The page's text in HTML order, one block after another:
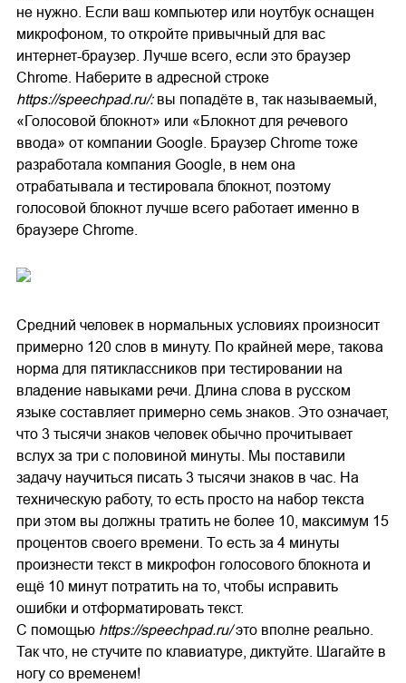
не нужно. Если ваш компьютер или ноутбук оснащен
микрофоном, то откройте привычный для вас
интернет-браузер. Лучше всего, если это браузер
Chrome. Наберите в адресной строке
https://speechpad.ru/:вы попадёте в, так называемый,
«Голосовой блокнот» или «Блокнот для речевого
ввода» от компании Google. Браузер Chrome тоже
разработала компания Google, в нем она
отрабатывала и тестировала блокнот, поэтому
голосовой блокнот лучше всего работает именно в
браузере Chrome.
Средний человек в нормальных условиях произносит
примерно 120 слов в минуту. По крайней мере, такова
норма для пятиклассников при тестировании на
владение навыками речи. Длина слова в русском
языке составляет примерно семь знаков. Это означает,
что 3 тысячи знаков человек обычно прочитывает
вслух за три с половиной минуты. Мы поставили
задачу научиться писать 3 тысячи знаков в час. На
техническую работу, то есть просто на набор текста
при этом вы должны тратить не более 10, максимум 15
процентов своего времени. То есть за 4 минуты
произнести текст в микрофон голосового блокнота и
ещё 10 минут потратить на то, чтобы исправить
ошибки и отформатировать текст.
С помощью https://speechpad.ru/это вполне реально.
Так что, не стучите по клавиатуре, диктуйте. Шагайте в
ногу со временем!